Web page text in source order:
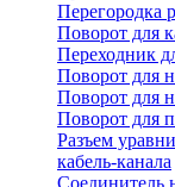
Перегородка
Поворот для
Переходник
Поворот для
Поворот для
Поворот для
Разъем
кабель-канала
Соединитель